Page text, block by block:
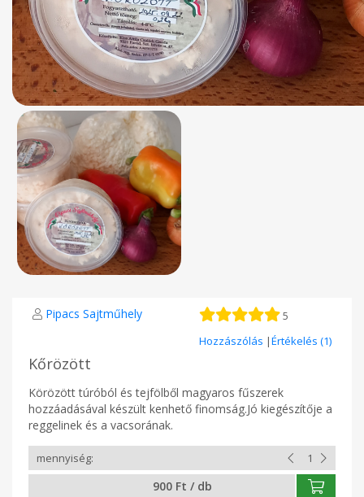
Pipacs Sajtműhely 5
Hozzászólás |Értékelés (1)
Kőrözött
Körözött túróból és tejfölből magyaros fűszerek
hozzáadásával készült kenhető finomság.Jó kiegészítője a
reggelinek és a vacsorának.
900 Ft / db